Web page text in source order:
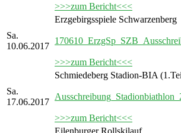
>>>zum Bericht<<<
Sa.
10.06.2017
Erzgebirgsspiele Schwarzenberg
>>>zum Bericht<<<
Sa.
17.06.2017
Schmiedeberg Stadion-BIA
>>>zum Bericht<<<
Eilenburger Rollskilauf